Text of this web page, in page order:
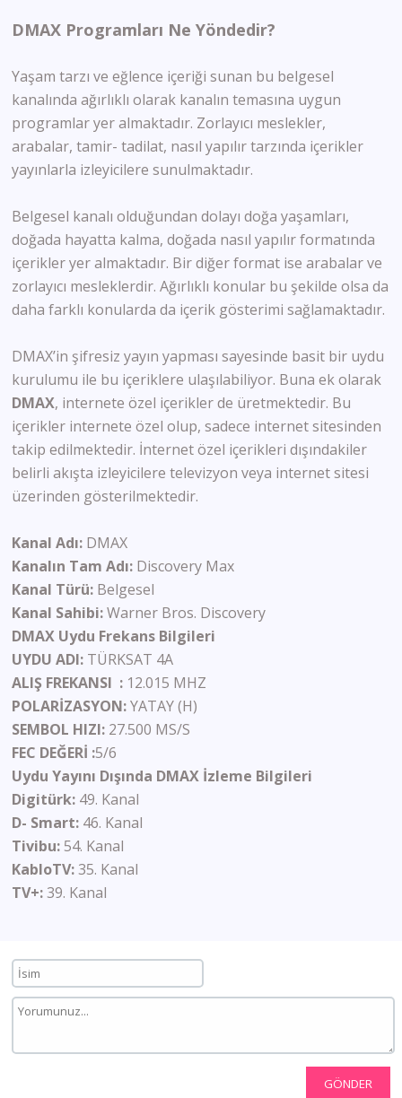
DMAX Programları Ne Yöndedir?
Yaşam tarzı ve eğlence içeriği sunan bu belgesel
kanalında ağırlıklı olarak kanalın temasına uygun
programlar yer almaktadır. Zorlayıcı meslekler,
arabalar, tamir- tadilat, nasıl yapılır tarzında içerikler
yayınlarla izleyicilere sunulmaktadır.
Belgesel kanalı olduğundan dolayı doğa yaşamları,
doğada hayatta kalma, doğada nasıl yapılır formatında
içerikler yer almaktadır. Bir diğer format ise arabalar ve
zorlayıcı mesleklerdir. Ağırlıklı konular bu şekilde olsa da
daha farklı konularda da içerik gösterimi sağlamaktadır.
DMAX’in şifresiz yayın yapması sayesinde basit bir uydu
kurulumu ile bu içeriklere ulaşılabiliyor. Buna ek olarak
DMAX, internete özel içerikler de üretmektedir. Bu
içerikler internete özel olup, sadece internet sitesinden
takip edilmektedir. İnternet özel içerikleri dışındakiler
belirli akışta izleyicilere televizyon veya internet sitesi
üzerinden gösterilmektedir.
Kanal Adı: DMAX
Kanalın Tam Adı: Discovery Max
Kanal Türü: Belgesel
Kanal Sahibi:Warner Bros. Discovery
DMAX Uydu Frekans Bilgileri
UYDU ADI: TÜRKSAT 4A
ALIŞ FREKANSI : 12.015 MHZ
POLARİZASYON:YATAY (H)
SEMBOL HIZI: 27.500 MS/S
FEC DEĞERİ :5/6
Uydu Yayını Dışında DMAX İzleme Bilgileri
Digitürk: 49. Kanal
D- Smart: 46. Kanal
Tivibu:54. Kanal
KabloTV:35. Kanal
TV+:39. Kanal
GÖNDER